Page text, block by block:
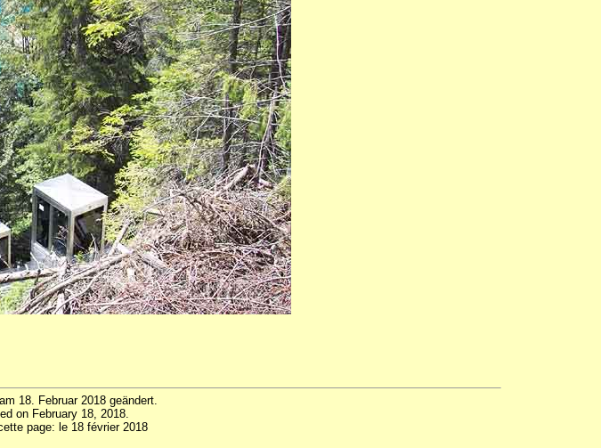
18. Februar 2018 geändert.
on February 18, 2018.
page: le 18 février 2018